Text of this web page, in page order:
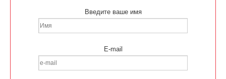
Введите ваше имя
E-mail